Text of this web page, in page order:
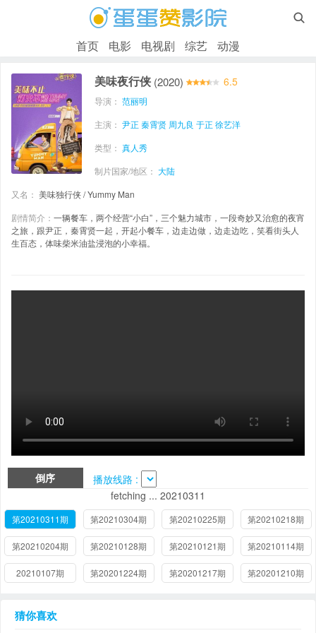

首页 电影 电视剧 综艺 动漫
美味夜行侠 (2020) 6.5
导演： 范丽明
主演： 尹正 秦霄贤 周九良 于正 徐艺洋
类型： 真人秀
制片国家/地区： 大陆
又名： 美味独行侠 / Yummy Man
剧情简介： 一辆餐车，两个经营“小白”，三个魅力城市，一段奇妙又治愈的夜宵
之旅，跟尹正，秦霄贤一起，开起小餐车，边走边做，边走边吃，笑看街头人
生百态，体味柴米油盐浸泡的小幸福。
倒序
播放线路 :
fetching ... 20210311
第20210311期 第20210304期 第20210225期 第20210218期
第20210204期 第20210128期 第20210121期 第20210114期
20210107期 第20201224期 第20201217期 第20201210期
猜你喜欢